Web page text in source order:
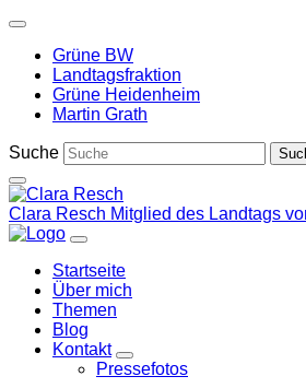
Weiter
Inhalt
Grüne BW
Landtagsfraktion
Grüne Heidenheim
Martin Grath
Suche
Clara Resch Mitglied des Landtags
Startseite
Über mich
Themen
Blog
Kontakt
Zeige
Untermenü
Pressefotos